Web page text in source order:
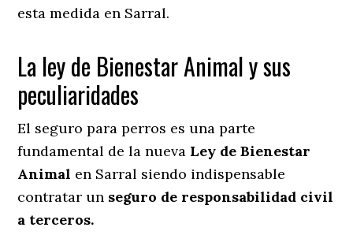
esta medida en Sarral.
La ley de Bienestar Animal y sus
peculiaridades
El seguro para perros es una parte
fundamental de la nueva Ley de Bienestar
Animal en Sarral siendo indispensable
contratar un seguro de responsabilidad civil
a terceros.